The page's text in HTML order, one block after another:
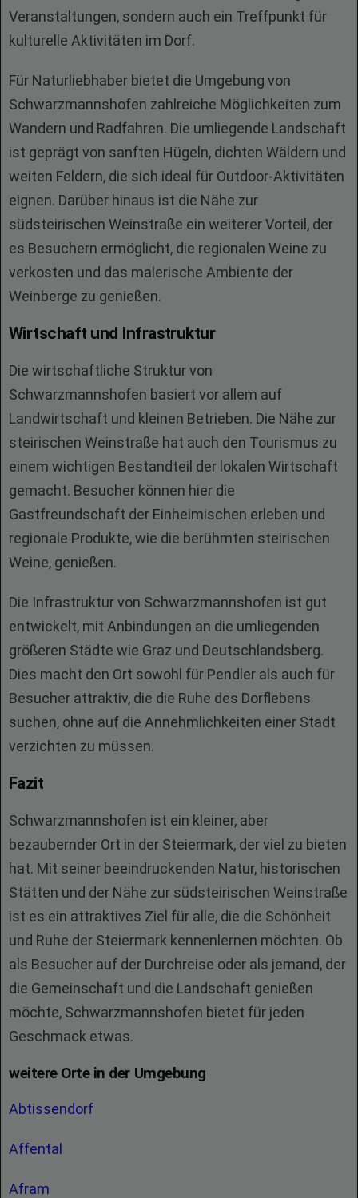
Veranstaltungen, sondern auch ein Treffpunkt für
kulturelle Aktivitäten im Dorf.
Für Naturliebhaber bietet die Umgebung von
Schwarzmannshofen zahlreiche Möglichkeiten zum
Wandern und Radfahren. Die umliegende Landschaft
ist geprägt von sanften Hügeln, dichten Wäldern und
weiten Feldern, die sich ideal für Outdoor-Aktivitäten
eignen. Darüber hinaus ist die Nähe zur
südsteirischen Weinstraße ein weiterer Vorteil, der
es Besuchern ermöglicht, die regionalen Weine zu
verkosten und das malerische Ambiente der
Weinberge zu genießen.
Wirtschaft und Infrastruktur
Die wirtschaftliche Struktur von
Schwarzmannshofen basiert vor allem auf
Landwirtschaft und kleinen Betrieben. Die Nähe zur
steirischen Weinstraße hat auch den Tourismus zu
einem wichtigen Bestandteil der lokalen Wirtschaft
gemacht. Besucher können hier die
Gastfreundschaft der Einheimischen erleben und
regionale Produkte, wie die berühmten steirischen
Weine, genießen.
Die Infrastruktur von Schwarzmannshofen ist gut
entwickelt, mit Anbindungen an die umliegenden
größeren Städte wie Graz und Deutschlandsberg.
Dies macht den Ort sowohl für Pendler als auch für
Besucher attraktiv, die die Ruhe des Dorflebens
suchen, ohne auf die Annehmlichkeiten einer Stadt
verzichten zu müssen.
Fazit
Schwarzmannshofen ist ein kleiner, aber
bezaubernder Ort in der Steiermark, der viel zu bieten
hat. Mit seiner beeindruckenden Natur, historischen
Stätten und der Nähe zur südsteirischen Weinstraße
ist es ein attraktives Ziel für alle, die die Schönheit
und Ruhe der Steiermark kennenlernen möchten. Ob
als Besucher auf der Durchreise oder als jemand, der
die Gemeinschaft und die Landschaft genießen
möchte, Schwarzmannshofen bietet für jeden
Geschmack etwas.
weitere Orte in der Umgebung
Abtissendorf
Affental
Afram